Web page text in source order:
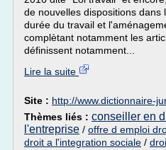
de nouvelles dispositions dans
durée du travail et
complètant notamment les
définissent notamment...
Lire la suite
Site : http://www.dictionnaire-
Thèmes liés : conseiller en
l'entreprise / offre d emploi
droit a l'integration sociale /